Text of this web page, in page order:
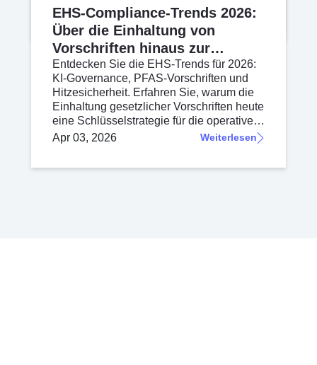
397 und der Wartung.
Apr 13, 2026 Weiterlesen
EHS-Compliance-Trends 2026:
Über die Einhaltung von
Vorschriften hinaus zur
Unternehmensresilienz
Entdecken Sie die EHS-Trends für 2026:
KI-Governance, PFAS-Vorschriften und
Hitzesicherheit. Erfahren Sie, warum die
Einhaltung gesetzlicher Vorschriften heute
eine Schlüsselstrategie für die operative
Widerstandsfähigkeit ist.
Apr 03, 2026 Weiterlesen